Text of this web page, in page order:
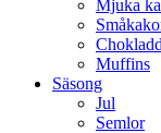
Mjuka
Muffins
Säsong
Jul
Semlor